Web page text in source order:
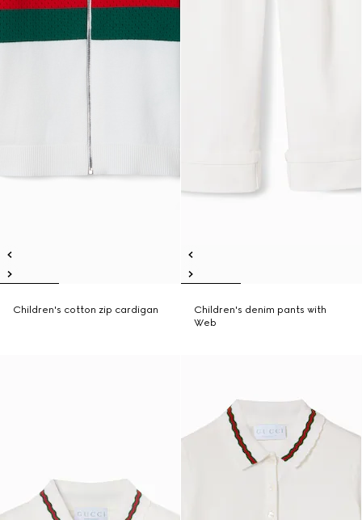
Children's cotton zip cardigan
Children's denim pants with
Web